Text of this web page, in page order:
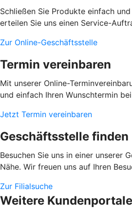
Schließen Sie Produkte einfach
erteilen Sie uns einen Service-
Zur Online-Geschäftsstelle
Termin vereinbaren
Mit unserer Online-
und einfach Ihren Wunschtermin
Jetzt Termin vereinbaren
Geschäftsstelle finden
Besuchen Sie uns in einer unserer
Nähe. Wir freuen uns auf Ihren
Zur Filialsuche
Weitere